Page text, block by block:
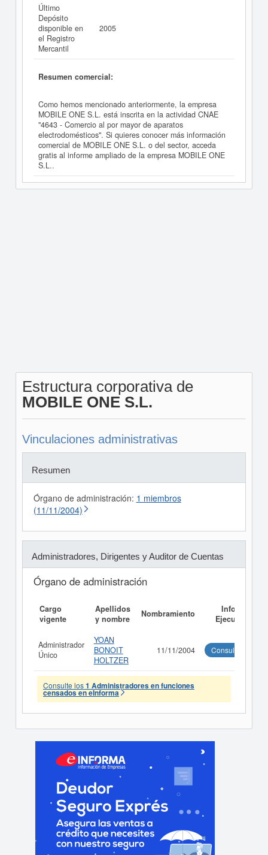
Último
Depósito
disponible en
el Registro
Mercantil
2005
Resumen comercial:
Como hemos mencionado anteriormente, la empresa
MOBILE ONE S.L. está inscrita en la actividad CNAE
"4643 - Comercio al por mayor de aparatos
electrodomésticos". Si quieres conocer más información
comercial de MOBILE ONE S.L. o del sector, acceda
gratis al informe ampliado de la empresa MOBILE ONE
S.L..
Estructura corporativa de
MOBILE ONE S.L.
Vinculaciones administrativas
Resumen
Órgano de administración: 1 miembros
(11/11/2004)
Administradores, Dirigentes y Auditor de Cuentas
Órgano de administración
Cargo
vigente
Apellidos
y nombre
Nombramiento
Informe
Ejecutivo
Administrador
Único
YOAN
BONOIT
HOLTZER
11/11/2004 Consultar
Consulte los1 Administradores en funciones
censados en eInforma